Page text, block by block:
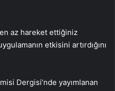
az hareket ettiğiniz
etkisini artırdığını
Dergisi’nde yayımlanan